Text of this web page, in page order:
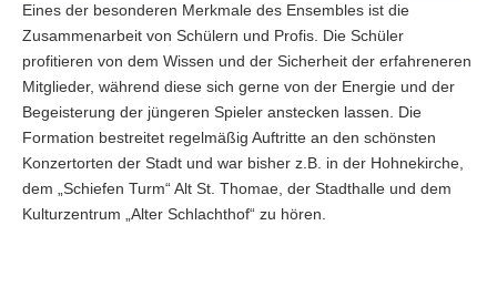
Eines der besonderen Merkmale des Ensembles ist die
Zusammenarbeit von Schülern und Profis. Die Schüler
profitieren von dem Wissen und der Sicherheit der erfahreneren
Mitglieder, während diese sich gerne von der Energie und der
Begeisterung der jüngeren Spieler anstecken lassen. Die
Formation bestreitet regelmäßig Auftritte an den schönsten
Konzertorten der Stadt und war bisher z.B. in der Hohnekirche,
dem „Schiefen Turm“ Alt St. Thomae, der Stadthalle und dem
Kulturzentrum „Alter Schlachthof“ zu hören.